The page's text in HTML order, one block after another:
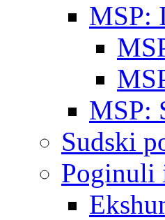
MSP:
MSP:
Sudski
Poginuli